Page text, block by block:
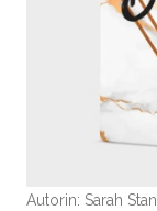
Autorin: Sarah